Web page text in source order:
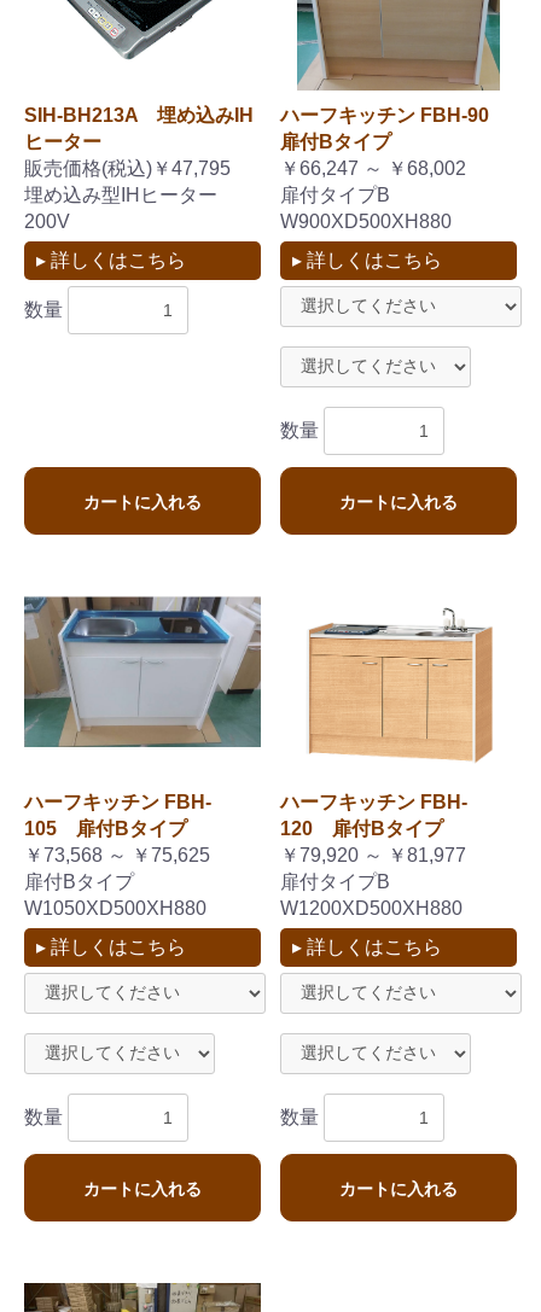
SIH-BH213A 埋め込みIH
ヒーター
販売価格(税込)￥47,795
埋め込み型IHヒーター
200V
▸ 詳しくはこちら
数量
カートに入れる
ハーフキッチン FBH-90
扉付Bタイプ
￥66,247 ～ ￥68,002
扉付タイプB
W900XD500XH880
▸ 詳しくはこちら
数量
カートに入れる
ハーフキッチン FBH-
105 扉付Bタイプ
￥73,568 ～ ￥75,625
扉付Bタイプ
W1050XD500XH880
▸ 詳しくはこちら
数量
カートに入れる
ハーフキッチン FBH-
120 扉付Bタイプ
￥79,920 ～ ￥81,977
扉付タイプB
W1200XD500XH880
▸ 詳しくはこちら
数量
カートに入れる
お買い物を続ける カートへ進む